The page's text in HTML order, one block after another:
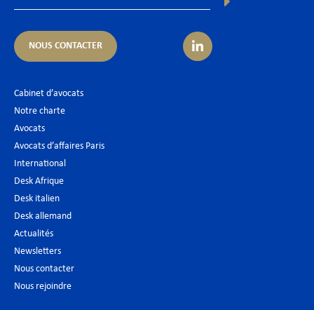
NOUS CONTACTER
Cabinet d’avocats
Notre charte
Avocats
Avocats d’affaires Paris
International
Desk Afrique
Desk italien
Desk allemand
Actualités
Newsletters
Nous contacter
Nous rejoindre